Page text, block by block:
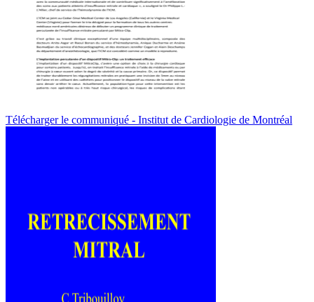
Télécharger le communiqué - Institut de Cardiologie de Montréal